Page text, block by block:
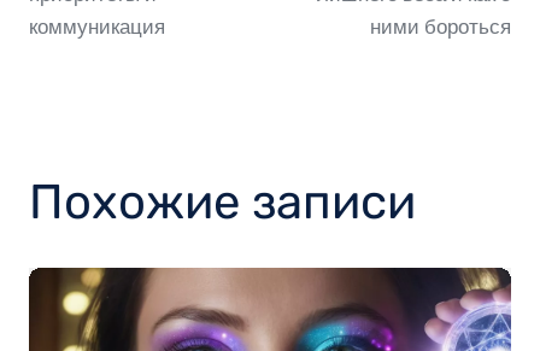
записям
коммуникация
ними бороться
Похожие записи